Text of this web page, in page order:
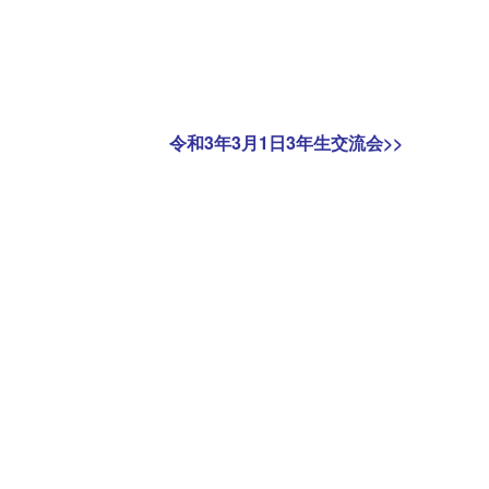
Next
令和3年3月1日3年生交流会>>